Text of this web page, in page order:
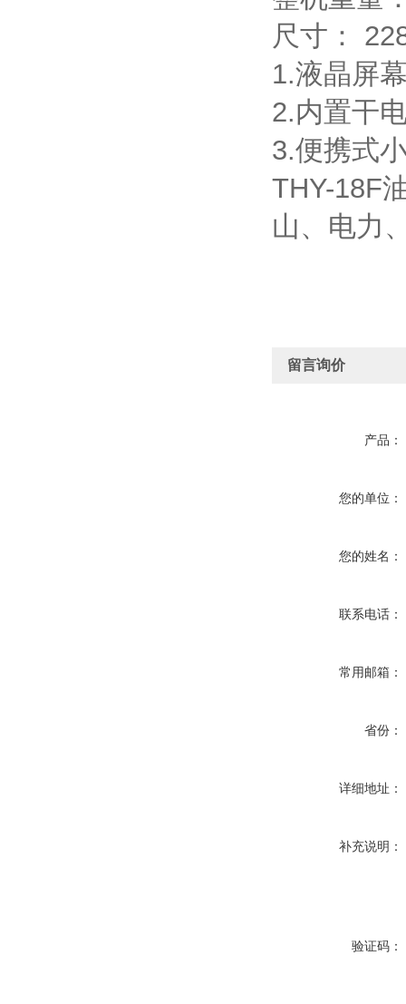
尺寸：
1.液晶屏
2.内置干
3.便携式
THY-18F
山、电力
留言询价
产品：
您的单位：
您的姓名：
联系电话：
常用邮箱：
省份：
详细地址：
补充说明：
验证码：